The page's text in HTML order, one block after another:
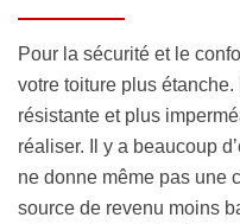
Pour la sécurité et le
votre toiture plus
résistante et plus
réaliser. Il y a beaucoup
ne donne même pas une
source de revenu moins